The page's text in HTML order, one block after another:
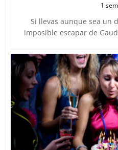
1
Si llevas aunque sea un
imposible escapar de